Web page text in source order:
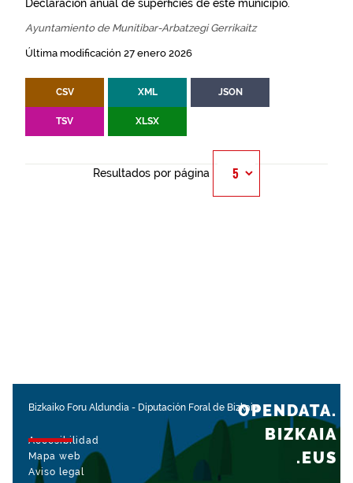
Declaración anual de superficies de este municipio.
Ayuntamiento de Munitibar-Arbatzegi Gerrikaitz
Última modificación 27 enero 2026
CSV XML JSON
TSV XLSX
Resultados por página
Bizkaiko Foru Aldundia - Diputación Foral de Bizkaia
Accesibilidad
Mapa web
Aviso legal
OPENDATA.
BIZKAIA
.EUS